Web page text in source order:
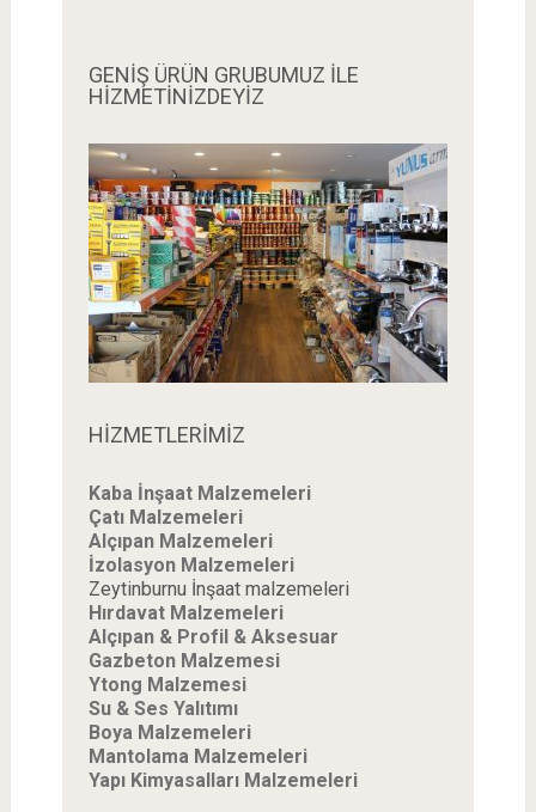
GENİŞ ÜRÜN GRUBUMUZ İLE
HİZMETİNİZDEYİZ
HİZMETLERİMİZ
Kaba İnşaat Malzemeleri
Çatı Malzemeleri
Alçıpan Malzemeleri
İzolasyon Malzemeleri
Zeytinburnu İnşaat malzemeleri
Hırdavat Malzemeleri
Alçıpan & Profil & Aksesuar
Gazbeton Malzemesi
Ytong Malzemesi
Su & Ses Yalıtımı
Boya Malzemeleri
Mantolama Malzemeleri
Yapı Kimyasalları Malzemeleri